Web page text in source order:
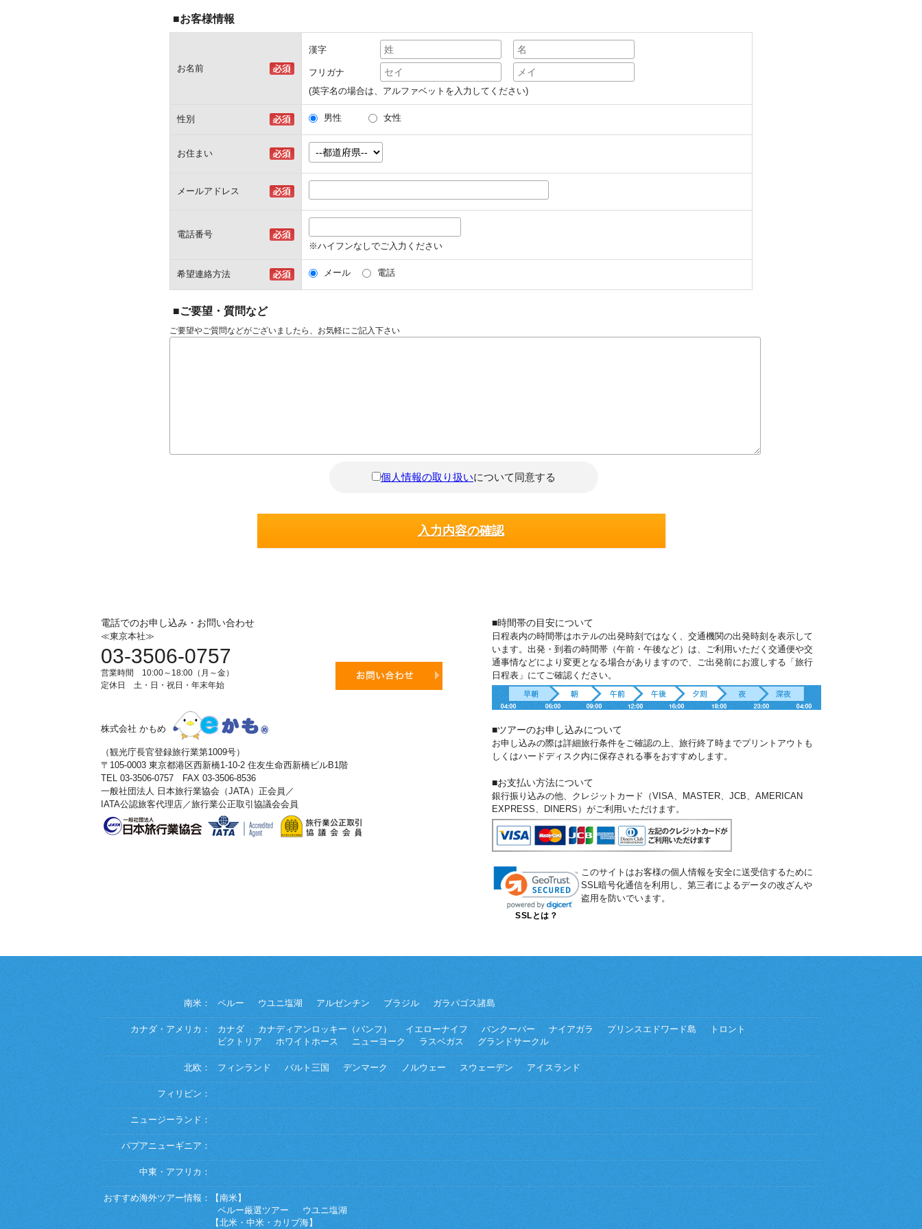
■お客様情報
お名前
漢字
フリガナ
(英字名の場合は、アルファベットを入力してください)
性別 男性 女性
お住まい
メールアドレス
電話番号
※ハイフンなしでご入力ください
希望連絡方法 メール 電話
■ご要望・質問など
ご要望やご質問などがございましたら、お気軽にご記入下さい
個人情報の取り扱いについて同意する
電話でのお申し込み・お問い合わせ
≪東京本社≫
03-3506-0757
営業時間 10:00～18:00（月～金）
定休日 土・日・祝日・年末年始
株式会社 かもめ
（観光庁長官登録旅行業第1009号）
〒105-0003 東京都港区西新橋1-10-2 住友生命西新橋ビルB1階
TEL 03-3506-0757 FAX 03-3506-8536
一般社団法人 日本旅行業協会（JATA）正会員／
IATA公認旅客代理店／旅行業公正取引協議会会員
■時間帯の目安について
日程表内の時間帯はホテルの出発時刻ではなく、交通機関の出発時刻を表示して
います。出発・到着の時間帯（午前・午後など）は、ご利用いただく交通便や交
通事情などにより変更となる場合がありますので、ご出発前にお渡しする「旅行
日程表」にてご確認ください。
■ツアーのお申し込みについて
お申し込みの際は詳細旅行条件をご確認の上、旅行終了時までプリントアウトも
しくはハードディスク内に保存される事をおすすめします。
■お支払い方法について
銀行振り込みの他、クレジットカード（VISA、MASTER、JCB、AMERICAN
EXPRESS、DINERS）がご利用いただけます。
SSLとは？
このサイトはお客様の個人情報を安全に送受信するために
SSL暗号化通信を利用し、第三者によるデータの改ざんや
盗用を防いでいます。
南米： ペルー ウユニ塩湖 アルゼンチン ブラジル ガラパゴス諸島
カナダ・アメリカ： カナダ カナディアンロッキー（バンフ） イエローナイフ バンクーバー ナイアガラ プリンスエドワード島
トロント
ビクトリア
ホワイトホース ニューヨーク ラスベガス グランドサークル
北欧： フィンランド バルト三国 デンマーク ノルウェー スウェーデン アイスランド
フィリピン：
ニュージーランド：
パプアニューギニア：
中東・アフリカ：
おすすめ海外ツアー情報：
【南米】
ペルー厳選ツアー
ウユニ塩湖
【北米・中米・カリブ海】